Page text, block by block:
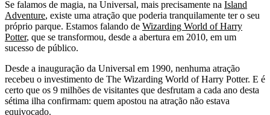
Se falamos de magia, na Universal, mais precisamente na Island
Adventure, existe uma atração que poderia tranquilamente ter o seu
próprio parque. Estamos falando de Wizarding World of Harry
Potter, que se transformou, desde a abertura em 2010, em um
sucesso de público.
Desde a inauguração da Universal em 1990, nenhuma atração
recebeu o investimento de The Wizarding World of Harry Potter. E é
certo que os 9 milhões de visitantes que desfrutam a cada ano desta
sétima ilha confirmam: quem apostou na atração não estava
equivocado.